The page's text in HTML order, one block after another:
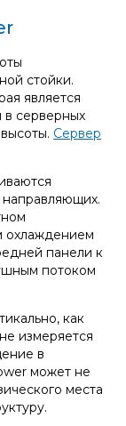
стойки.
является
серверных
Сервер
направляющих.
охлаждением
панели к
потоком
как
измеряется
в
может не
места